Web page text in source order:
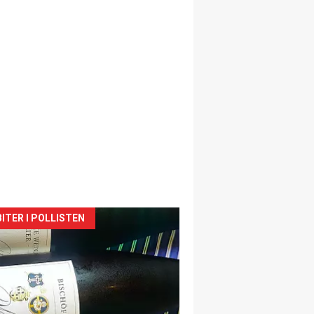
I POLLISTEN